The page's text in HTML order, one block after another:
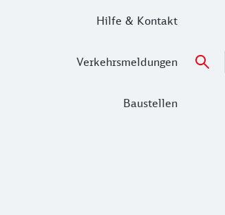
Hilfe & Kontakt
Verkehrsmeldungen
Baustellen